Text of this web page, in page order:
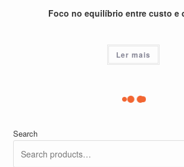
Foco no equilíbrio entre custo e
Ler mais